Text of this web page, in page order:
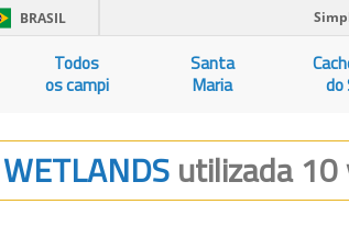
BRASIL
Todos
os campi
Santa
Maria
do
utilizada 10